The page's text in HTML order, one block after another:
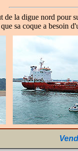
de la digue nord pour
sa coque a besoin